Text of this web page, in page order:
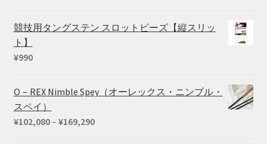
帯:
競技用タングステン スロットビーズ【縦スリッ
ト】
¥990
O－REX Nimble Spey（オーレックス・ニンブル・
スペイ）
¥102,080– ¥169,290価